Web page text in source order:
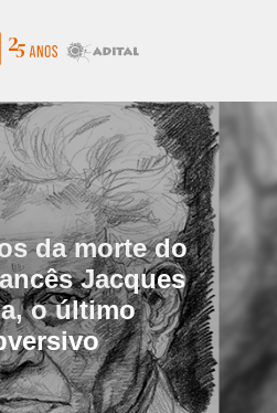
da morte do
Jacques
o último